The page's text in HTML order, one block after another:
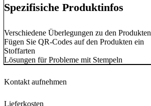
Spezifisiche Produktinfos
Verschiedene Überlegungen zu den Produkten
Fügen Sie QR-Codes auf den Produkten ein
Stoffarten
Lösungen für Probleme mit Stempeln
Kontakt aufnehmen
Lieferkosten